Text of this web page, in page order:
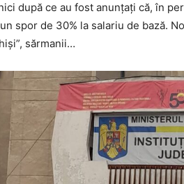
după ce au fost anunțați că, în
spor de 30% la salariu de bază.
sărmanii…